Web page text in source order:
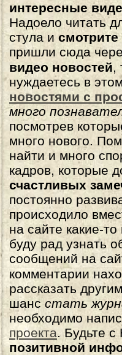
интересные
Надоело читать
стула и
пришли сюда
видео новостей,
нуждаетесь в
новостями с
много
посмотрев
много нового.
найти и много
кадров, которые
счастливых
постоянно
происходило
на сайте какие-
буду рад узнать
сообщений на
комментарии
рассказать
шанс стать
необходимо
проекта. Будьте
позитивной